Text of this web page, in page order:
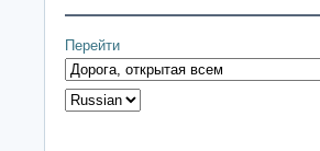
Перейти